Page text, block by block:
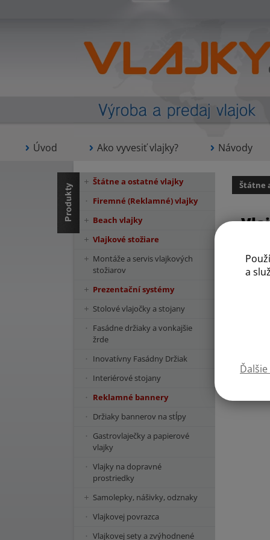
a
Úvod Ako vyvesiť vlajky? Návody
Štátne
Štátne a ostatné vlajky
Firemné (Reklamné) vlajky
Beach vlajky
Vlajkové stožiare
Montáže a servis vlajkových
stožiarov
Prezentační systémy
Stolové vlajočky a stojany
Fasádne držiaky a vonkajšie
žrde
Inovatívny Fasádny Držiak
Interiérové stojany
Reklamné bannery
Držiaky bannerov na stĺpy
Gastrovlaječky a papierové
vlajky
Vlajky na dopravné
prostriedky
Samolepky, nášivky, odznaky
Vlajkovej povrazca
Vlajkovej sety a zvýhodnené